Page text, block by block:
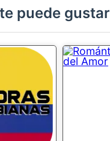
puede gustar